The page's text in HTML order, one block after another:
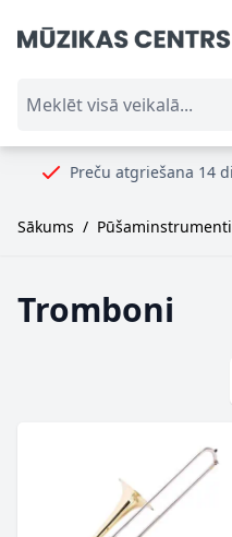
Preču atgriešana 14 dienas
Sākums / Pūšaminstrumenti
Tromboni